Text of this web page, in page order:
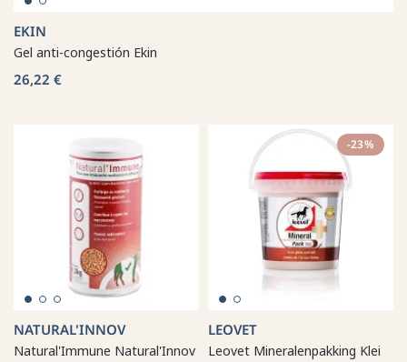
EKIN
Gel anti-congestión Ekin
26,22 €
NATURAL'INNOV
Natural'Immune Natural'Innov
-23%
LEOVET
Leovet Mineralenpakking Klei